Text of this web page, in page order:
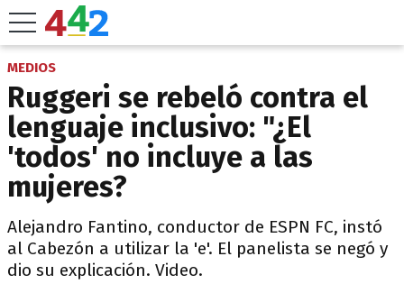
MEDIOS
Ruggeri se rebeló contra el
lenguaje inclusivo: "¿El
'todos' no incluye a las
mujeres?
Alejandro Fantino, conductor de ESPN FC, instó
al Cabezón a utilizar la 'e'. El panelista se negó y
dio su explicación. Video.